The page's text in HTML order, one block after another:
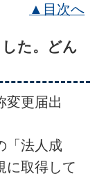
▲目次へ
た。どん
変更届出
「法人成
に取得して